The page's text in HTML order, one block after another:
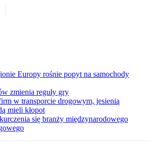
Europy rośnie popyt na samochody
zmienia reguły gry
w transporcie drogowym, jesienią
mieli kłopot
się branży międzynarodowego